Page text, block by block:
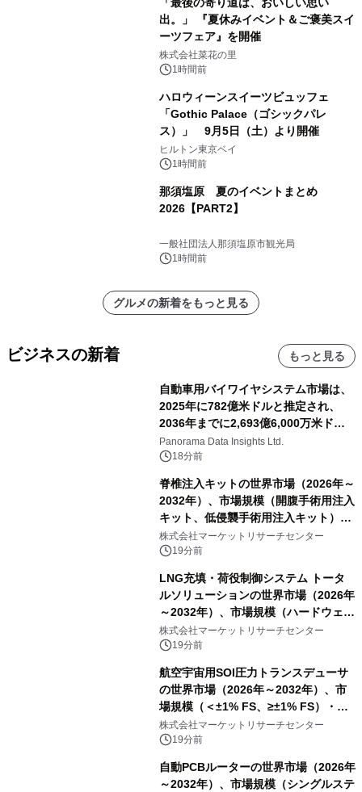
出。」 『夏休みイベント＆ご褒美スイ
ーツフェア』を開催
株式会社菜花の里
1時間前
ハロウィーンスイーツビュッフェ
「Gothic Palace（ゴシックパレ
ス）」 9月5日（土）より開催
ヒルトン東京ベイ
1時間前
那須塩原 夏のイベントまとめ
2026【PART2】
一般社団法人那須塩原市観光局
1時間前
グルメの新着をもっと見る
ビジネスの新着 もっと見る
自動車用バイワイヤシステム市場は、
2025年に782億米ドルと推定され、
2036年までに2,693億6,000万米ドル
に達すると予測されており、予測期間
（2026年～2036年）
Panorama Data Insights Ltd.
18分前
脊椎注入キットの世界市場（2026年～
2032年）、市場規模（開腹手術用注入
キット、低侵襲手術用注入キット）・
分析レポートを発表
株式会社マーケットリサーチセンター
19分前
LNG充填・荷役制御システム トータ
ルソリューションの世界市場（2026年
～2032年）、市場規模（ハードウェ
ア、ソフトウェア、サービス）・分析
レポートを発表
株式会社マーケットリサーチセンター
19分前
航空宇宙用SOI圧力トランスデューサ
の世界市場（2026年～2032年）、市
場規模（＜±1% FS、≥±1% FS）・分
析レポートを発表
株式会社マーケットリサーチセンター
19分前
自動PCBルーターの世界市場（2026年
～2032年）、市場規模（シングルステ